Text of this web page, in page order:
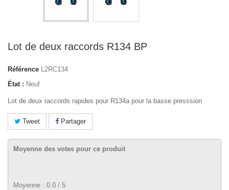
Lot de deux raccords R134 BP
Référence L2RC134
État : Neuf
Lot de deux raccords rapides pour R134a pour la basse presssion
Tweet Partager
Moyenne des votes pour ce produit
Moyenne : 0.0 / 5